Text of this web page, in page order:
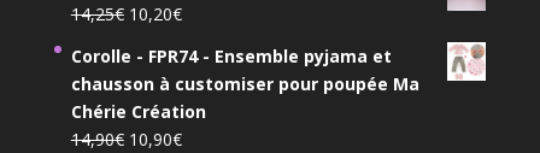
14,25€ Le
initial
était :
14,25€.
10,20€Le
actuel
est :
10,20€.
Corolle - FPR74 - Ensemble pyjama et
chausson à customiser pour poupée Ma
Chérie Création
14,90€ Le
10,90€Le